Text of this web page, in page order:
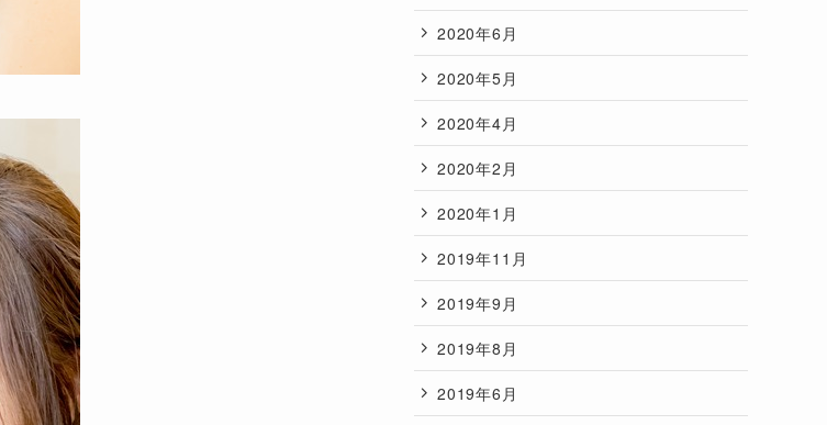
2020年6月
2020年5月
2020年4月
2020年2月
2020年1月
2019年11月
2019年9月
2019年8月
2019年6月